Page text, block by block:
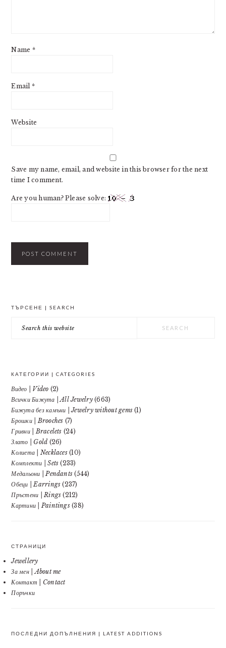
Name *
Email *
Website
Save my name, email, and website in this browser for the next
time I comment.
Are you human? Please solve:
ТЪРСЕНЕ | SEARCH
this
КАТЕГОРИИ | CATEGORIES
Видео | Video (2)
Всички Бижута | All Jewelry(663)
Бижута без камъни | Jewelry without gems (1)
Брошки | Brooches (7)
Гривни | Bracelets (24)
Злато | Gold (26)
Колиета | Necklaces(10)
Комплекти | Sets (233)
Медальони | Pendants (544)
Обеци | Earrings (237)
Пръстени | Rings (212)
Картини | Paintings(38)
СТРАНИЦИ
Jewellery
За мен | About me
Контакт | Contact
Поръчки
ПОСЛЕДНИ ДОПЪЛНЕНИЯ | LATEST ADDITIONS